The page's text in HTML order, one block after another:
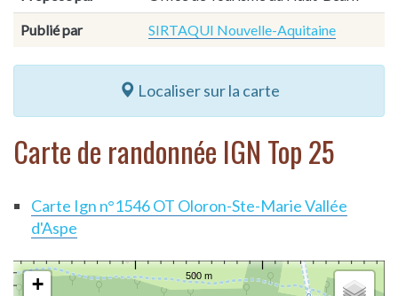
Publié par SIRTAQUI Nouvelle-Aquitaine
Localiser sur la carte
Carte de randonnée IGN Top 25
Carte Ign n°1546 OT Oloron-Ste-Marie Vallée
d'Aspe
+